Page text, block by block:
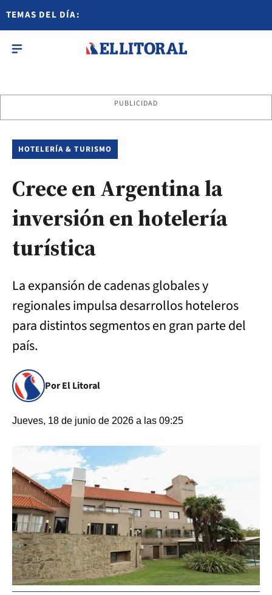
TEMAS DEL DÍA:
PUBLICIDAD
HOTELERÍA & TURISMO
Crece en Argentina la
inversión en hotelería
turística
La expansión de cadenas globales y
regionales impulsa desarrollos hoteleros
para distintos segmentos en gran parte del
país.
Por El Litoral
Jueves, 18 de junio de 2026 a las 09:25